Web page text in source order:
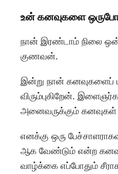
உன் கனவுகளை
நான் இரண்டாம் நிலை
குணவன்.
இன்று நான் கனவுகளைப்
விரும்புகிறேன்.
அனைவருக்கும் கனவுகள்
எனக்கு ஒரு
ஆக வேண்டும் என்ற
வாழ்க்கை எப்போதும்